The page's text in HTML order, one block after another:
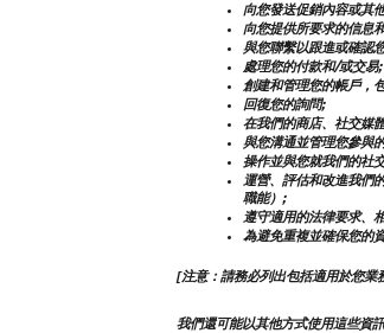
向您發送促銷內容或其
向您提供所要求的信息
與您聯繫以跟進或確認
處理您的付款和/或交易;
創建和管理您的帳戶，
回復您的詢問;
在我們的商店、社交媒
與您溝通並管理您參與
操作並與您就我們的社
運營、評估和改進我們
職能）;
遵守適用的法律要求、
為避免重複並確保您的
[注意：請務必列出包括適用於您業
我們還可能以其他方式使用這些資